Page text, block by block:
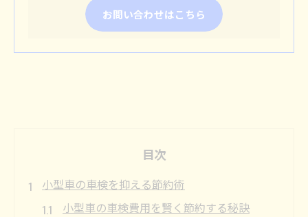
お問い合わせはこちら
目次
小型車の車検を抑える節約術
小型車の車検費用を賢く節約する秘訣